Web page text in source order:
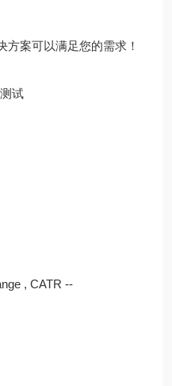
方案可以满足您的需求！
试
, CATR --